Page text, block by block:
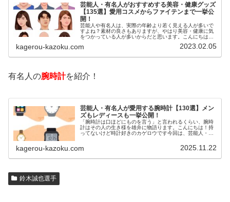
芸能人・有名人がおすすめする美容・健康グッズ
【135選】愛用コスメからファイテンまで一挙公
開！
芸能人や有名人は、実際の年齢より若く見える人が多いで
すよね？素材の良さもありますが、やはり美容・健康に気
をつかっている人が多いからだと思います。こんにちは！
いるのでしょうか？今回は、芸能人…
kagerou-kazoku.com 2023.02.05
有名人の腕時計を紹介！
芸能人・有名人が愛用する腕時計【130選】メン
ズもレディースも一挙公開！
「腕時計は口ほどにものを言う」と言われるくらい、腕時
計はその人の生き様を雄弁に物語ります。こんにちは！持
ってないけど時計好きのカゲロウです今回は、芸能人・有
kagerou-kazoku.com 2025.11.22
鈴木誠也選手